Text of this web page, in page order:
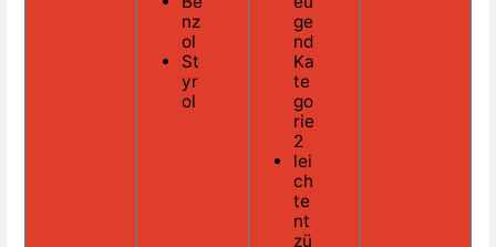
nz
ol
St
yr
ol
ge
nd
Ka
te
go
rie
2
lei
ch
te
nt
zü